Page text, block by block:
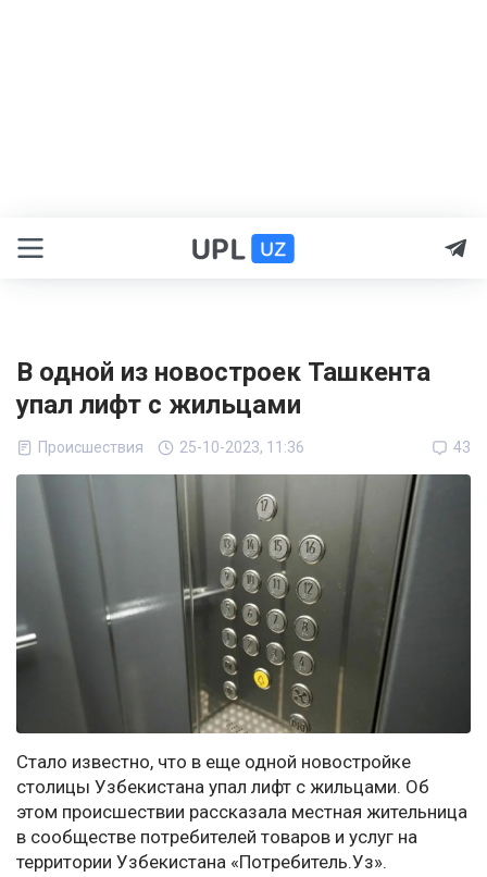
В одной из новостроек Ташкента
упал лифт с жильцами
Происшествия 25-10-2023, 11:36 43
Стало известно, что в еще одной новостройке
столицы Узбекистана упал лифт с жильцами. Об
этом происшествии рассказала местная жительница
в сообществе потребителей товаров и услуг на
территории Узбекистана «Потребитель.Уз».